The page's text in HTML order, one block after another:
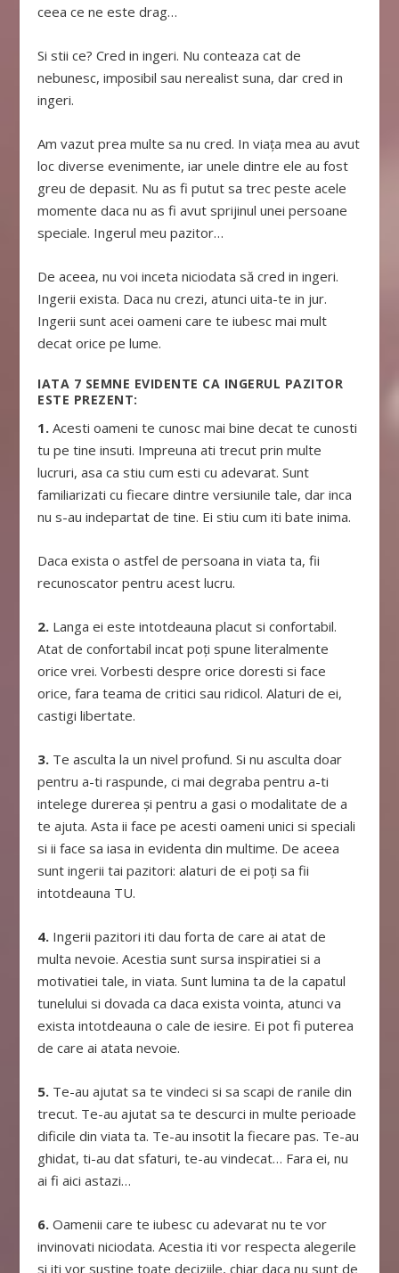
ceea ce ne este drag…
Si stii ce? Cred in ingeri. Nu conteaza cat de
nebunesc, imposibil sau nerealist suna, dar cred in
ingeri.
Am vazut prea multe sa nu cred. In viața mea au avut
loc diverse evenimente, iar unele dintre ele au fost
greu de depasit. Nu as fi putut sa trec peste acele
momente daca nu as fi avut sprijinul unei persoane
speciale. Ingerul meu pazitor…
De aceea, nu voi inceta niciodata să cred in ingeri.
Ingerii exista. Daca nu crezi, atunci uita-te in jur.
Ingerii sunt acei oameni care te iubesc mai mult
decat orice pe lume.
IATA 7 SEMNE EVIDENTE CA INGERUL PAZITOR
ESTE PREZENT:
1. Acesti oameni te cunosc mai bine decat te cunosti
tu pe tine insuti. Impreuna ati trecut prin multe
lucruri, asa ca stiu cum esti cu adevarat. Sunt
familiarizati cu fiecare dintre versiunile tale, dar inca
nu s-au indepartat de tine. Ei stiu cum iti bate inima.
Daca exista o astfel de persoana in viata ta, fii
recunoscator pentru acest lucru.
2. Langa ei este intotdeauna placut si confortabil.
Atat de confortabil incat poți spune literalmente
orice vrei. Vorbesti despre orice doresti si face
orice, fara teama de critici sau ridicol. Alaturi de ei,
castigi libertate.
3. Te asculta la un nivel profund. Si nu asculta doar
pentru a-ti raspunde, ci mai degraba pentru a-ti
intelege durerea și pentru a gasi o modalitate de a
te ajuta. Asta ii face pe acesti oameni unici si speciali
si ii face sa iasa in evidenta din multime. De aceea
sunt ingerii tai pazitori: alaturi de ei poți sa fii
intotdeauna TU.
4. Ingerii pazitori iti dau forta de care ai atat de
multa nevoie. Acestia sunt sursa inspiratiei si a
motivatiei tale, in viata. Sunt lumina ta de la capatul
tunelului si dovada ca daca exista vointa, atunci va
exista intotdeauna o cale de iesire. Ei pot fi puterea
de care ai atata nevoie.
5. Te-au ajutat sa te vindeci si sa scapi de ranile din
trecut. Te-au ajutat sa te descurci in multe perioade
dificile din viata ta. Te-au insotit la fiecare pas. Te-au
ghidat, ti-au dat sfaturi, te-au vindecat… Fara ei, nu
ai fi aici astazi…
6. Oamenii care te iubesc cu adevarat nu te vor
invinovati niciodata. Acestia iti vor respecta alegerile
si iti vor sustine toate deciziile, chiar daca nu sunt de